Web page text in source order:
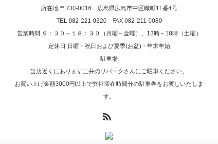
所在地 〒730-0016 広島県広島市中区幟町11番4号
TEL 082-221-0320 FAX 082-211-0080
営業時間 ９：３０～１８：３０（月曜～金曜）、13時～18時（土曜）
定休日 日曜・祝日および夏季(お盆)・年末年始
駐車場
当店近くにあります三井のリパークさんにご駐車ください。
お買い上げ金額3000円以上で弊社滞在時間分の駐車券をお渡しいたしま
す。